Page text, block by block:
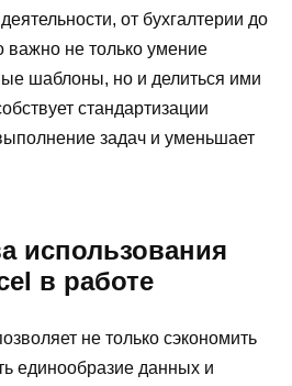
от бухгалтерии до
важно не только умение
шаблоны, но и делиться ими
стандартизации
задач и уменьшает
использования
в работе
не только сэкономить
единообразие данных и